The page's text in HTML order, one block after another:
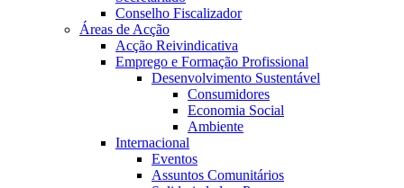
Conselho Fiscalizador
Áreas de Acção
Acção Reivindicativa
Emprego e Formação Profissional
Desenvolvimento Sustentável
Consumidores
Economia Social
Ambiente
Internacional
Eventos
Assuntos Comunitários